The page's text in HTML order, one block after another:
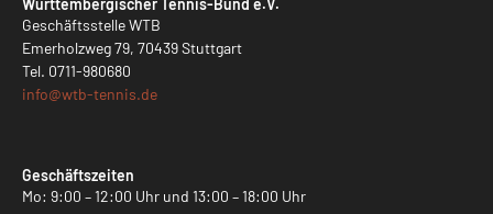
Württembergischer Tennis-Bund e.V.
Geschäftsstelle WTB
Emerholzweg 79, 70439 Stuttgart
Tel. 0711-980680
info@wtb-tennis.de
Geschäftszeiten
Mo: 9:00 – 12:00 Uhr und 13:00 – 18:00 Uhr